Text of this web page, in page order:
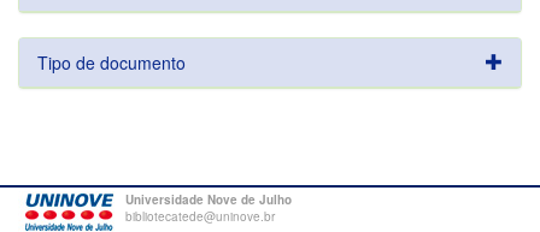
Tipo de documento
Universidade Nove de Julho
bibliotecatede@uninove.br